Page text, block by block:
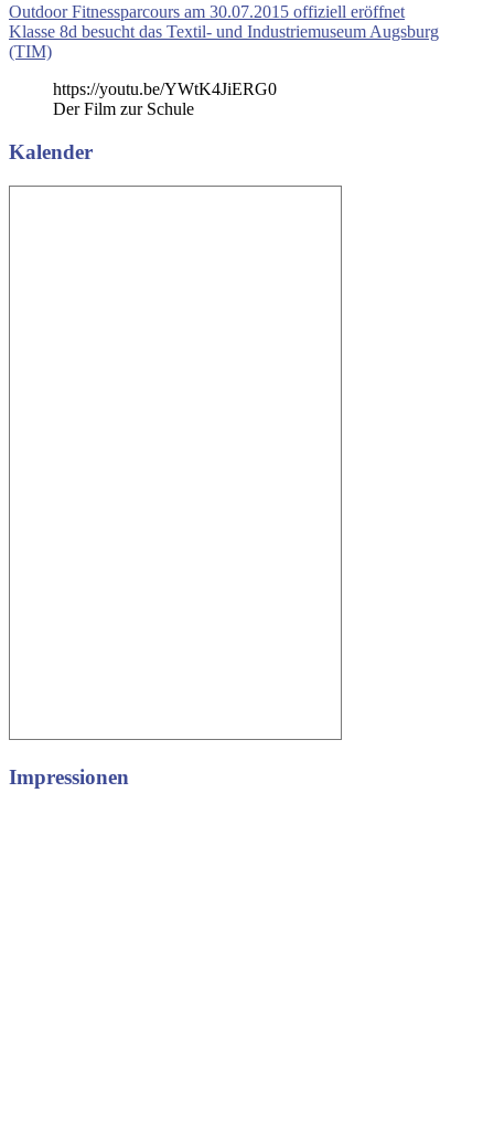
Beitragsnavigation
Vorheriger
Beitrag:
Outdoor Fitnessparcours am 30.07.2015 offiziell eröffnet
Nächster
Beitrag:
Klasse 8d besucht das Textil- und Industriemuseum Augsburg
(TIM)
https://youtu.be/YWtK4JiERG0
Der Film zur Schule
Kalender
Impressionen